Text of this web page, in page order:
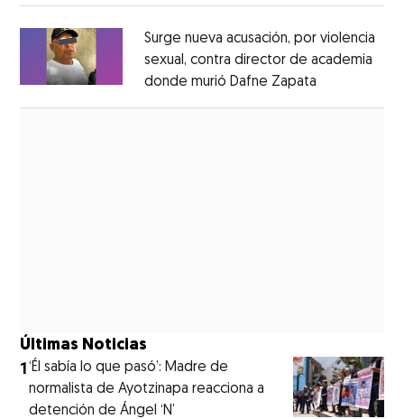
Surge nueva acusación, por violencia
sexual, contra director de academia
donde murió Dafne Zapata
Últimas Noticias
1‘Él sabía lo que pasó’: Madre de
normalista de Ayotzinapa reacciona a
detención de Ángel ‘N’